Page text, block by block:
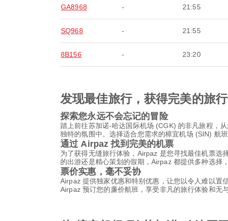
GA8968 - 21:55
SQ968 - 21:55
8B156 - 23:20
发现最佳旅行，获得完美的旅
探索您永远不会忘记的冒险
踏上前往苏加诺-哈达国际机场 (CGK) 的非凡旅程，
独特的氛围中。选择适合您需求的樟宜机场 (SIN) 航
通过 Airpaz 找到完美的机票
为了获得无缝旅行体验，Airpaz 是您寻找最佳机票选
的出游还是精心策划的假期，Airpaz 都提供多种选择
票价实惠，毫不妥协
Airpaz 提供独家优惠和特别优惠，让您以令人难以置
Airpaz 预订您的廉价航班，享受非凡的旅行体验和无